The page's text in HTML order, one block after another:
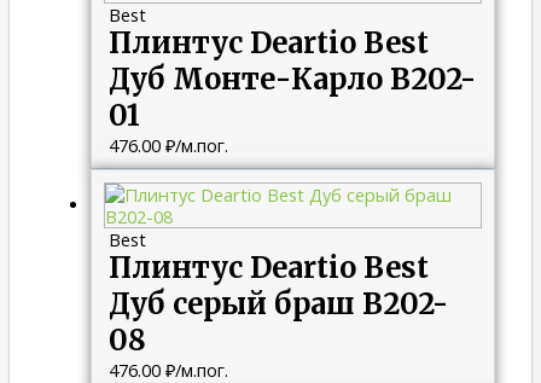
Best
Плинтус Deartio Best
Дуб Монте-Карло B202-
01
476.00 ₽/м.пог.
Best
Плинтус Deartio Best
Дуб серый браш B202-
08
476.00 ₽/м.пог.